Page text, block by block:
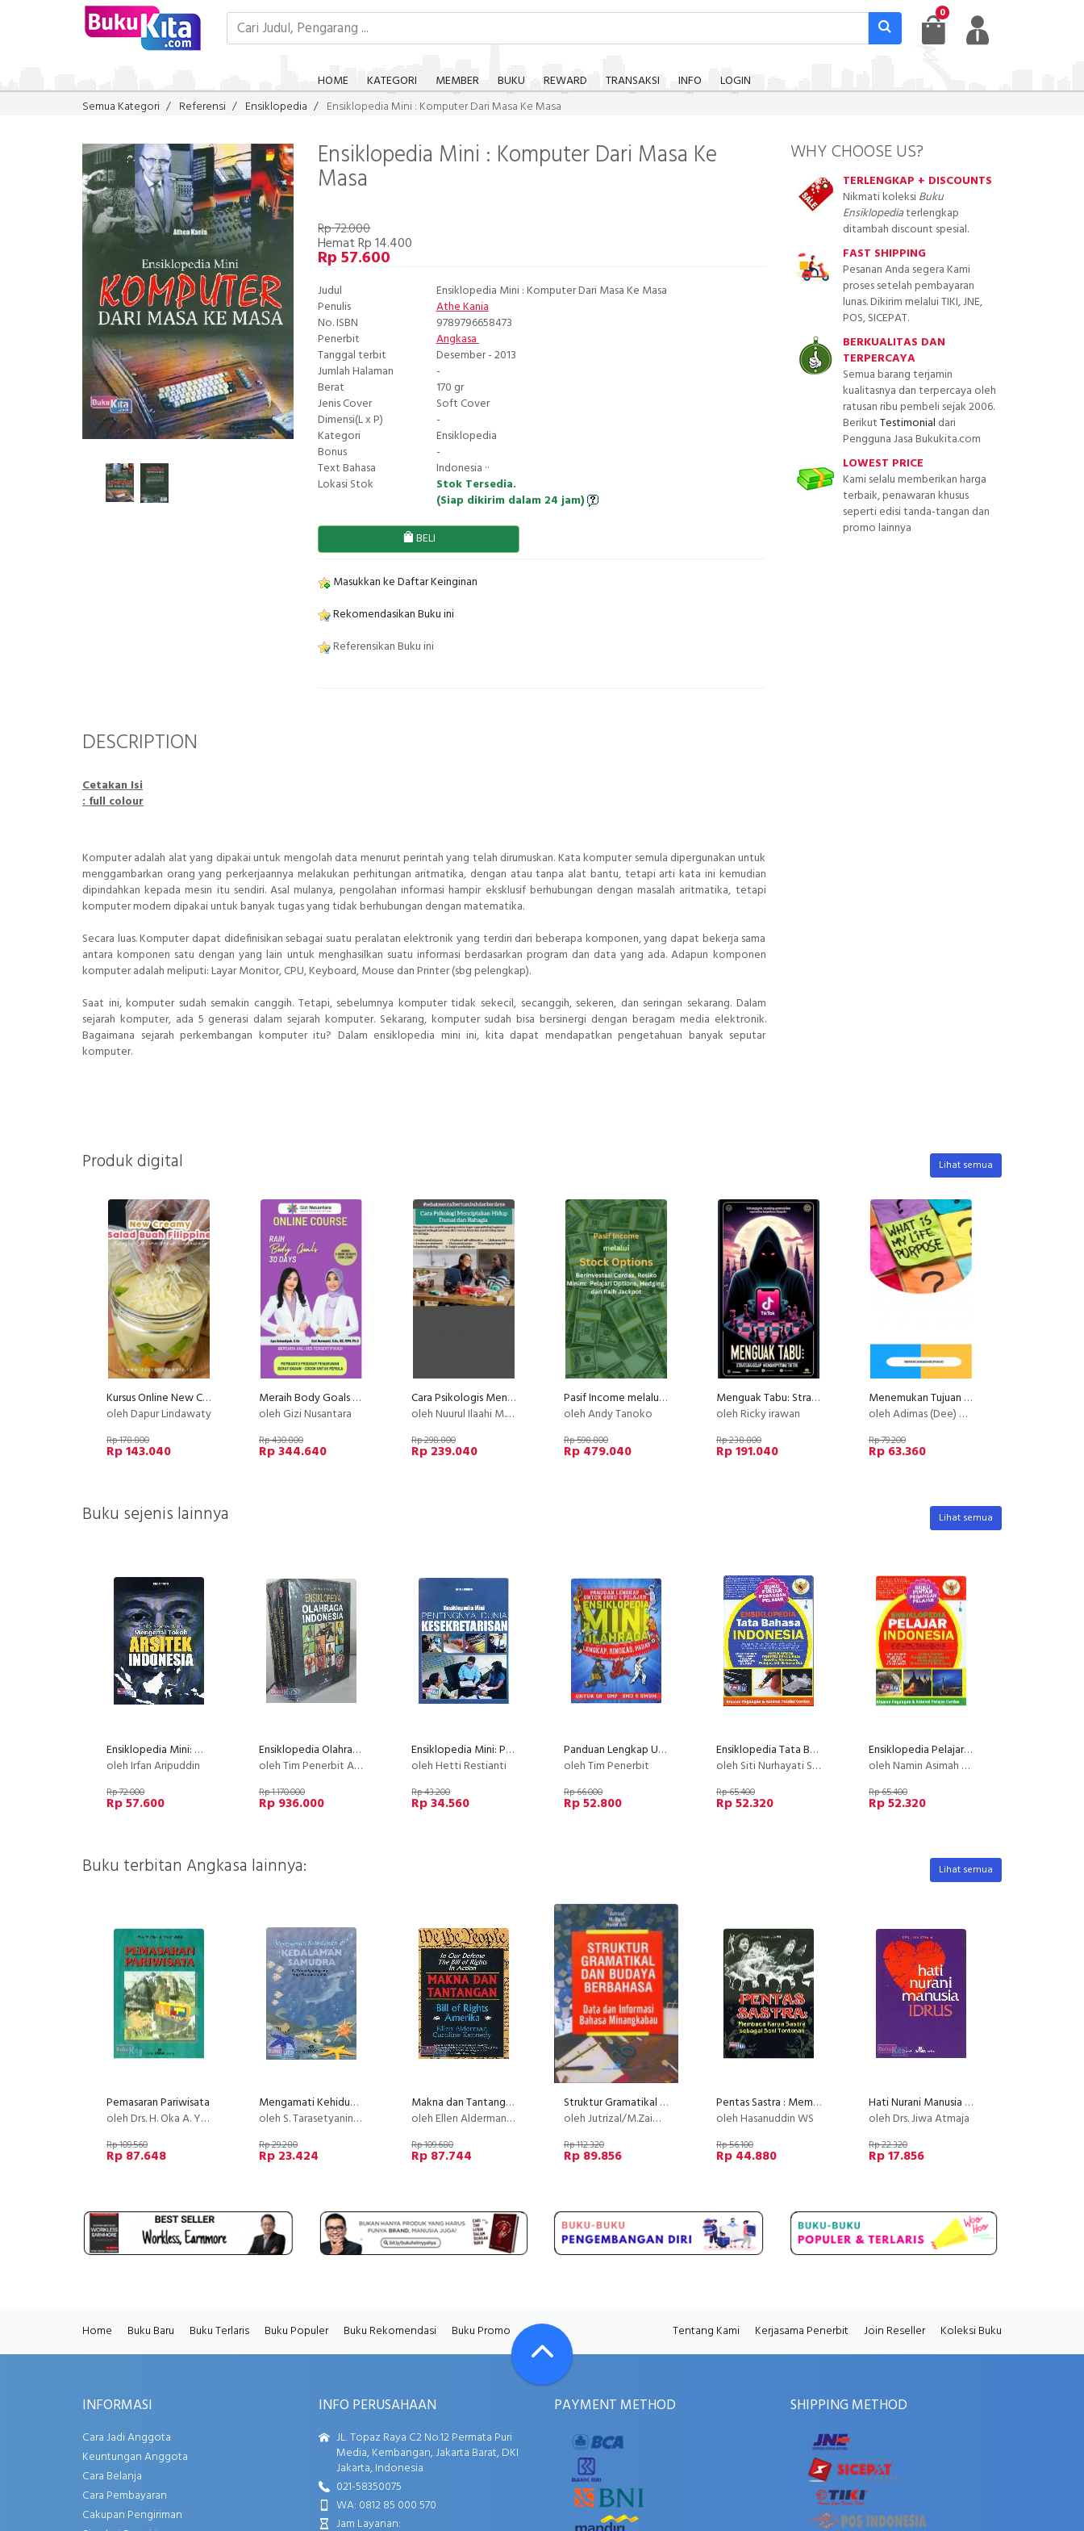
0
HOME KATEGORI MEMBER BUKU REWARD TRANSAKSI INFO
LOGIN
Semua Kategori
Referensi Ensiklopedia Ensiklopedia Mini : Komputer Dari Masa Ke Masa
Ensiklopedia Mini : Komputer Dari Masa Ke
Masa
Rp 72.000
Hemat Rp 14.400
Rp 57.600
Judul
Ensiklopedia Mini : Komputer Dari Masa Ke Masa
Penulis
Athe Kania
No. ISBN
9789796658473
Penerbit
Angkasa
Tanggal terbit
Desember - 2013
Jumlah Halaman
-
Berat
170 gr
Jenis Cover
Soft Cover
Dimensi(L x P)
-
Kategori
Ensiklopedia
Bonus
-
Text Bahasa
Indonesia ··
Lokasi Stok
Stok Tersedia.
(Siap dikirim dalam 24 jam)
BELI
Masukkan ke Daftar Keinginan
Rekomendasikan Buku ini
Referensikan Buku ini
DESCRIPTION
Cetakan Isi
: full colour
Komputer adalah alat yang dipakai untuk mengolah data menurut perintah yang telah dirumuskan. Kata komputer semula dipergunakan untuk
menggambarkan orang yang perkerjaannya melakukan perhitungan aritmatika, dengan atau tanpa alat bantu, tetapi arti kata ini kemudian
dipindahkan kepada mesin itu sendiri. Asal mulanya, pengolahan informasi hampir eksklusif berhubungan dengan masalah aritmatika, tetapi
komputer modern dipakai untuk banyak tugas yang tidak berhubungan dengan matematika.
Secara luas. Komputer dapat didefinisikan sebagai suatu peralatan elektronik yang terdiri dari beberapa komponen, yang dapat bekerja sama
antara komponen satu dengan yang lain untuk menghasilkan suatu informasi berdasarkan program dan data yang ada. Adapun komponen
komputer adalah meliputi: Layar Monitor, CPU, Keyboard, Mouse dan Printer (sbg pelengkap).
Saat ini, komputer sudah semakin canggih. Tetapi, sebelumnya komputer tidak sekecil, secanggih, sekeren, dan seringan sekarang. Dalam
sejarah komputer, ada 5 generasi dalam sejarah komputer. Sekarang, komputer sudah bisa bersinergi dengan beragam media elektronik.
Bagaimana sejarah perkembangan komputer itu? Dalam ensiklopedia mini ini, kita dapat mendapatkan pengetahuan banyak seputar
komputer.
WHY CHOOSE US?
TERLENGKAP + DISCOUNTS
Nikmati koleksiBuku
Ensiklopediaterlengkap
ditambah discount spesial.
FAST SHIPPING
Pesanan Anda segera Kami
proses setelah pembayaran
lunas. Dikirim melalui TIKI, JNE,
POS, SICEPAT.
BERKUALITAS DAN
TERPERCAYA
Semua barang terjamin
kualitasnya dan terpercaya oleh
ratusan ribu pembeli sejak 2006.
BerikutTestimonial dari
Pengguna Jasa Bukukita.com
LOWEST PRICE
Kami selalu memberikan harga
terbaik, penawaran khusus
seperti edisi tanda-tangan dan
promo lainnya
Produk digital Lihat semua
Kursus Online New Creamy Salad Buah Philiphine Dapur Lindawaty PU
oleh Dapur Lindawaty
Rp 178.800
Rp 143.040
Meraih Body Goals dalam 30 hari bersama Ahli Gizi
oleh Gizi Nusantara
Rp 430.800
Rp 344.640
Cara Psikologis Menciptakan Hidup Damai dan Bahagia
oleh Nuurul Ilaahi M.Psi, Psikolog
Rp 298.800
Rp 239.040
Pasif Income melalui Stock Options
oleh Andy Tanoko
Rp 598.800
Rp 479.040
Menguak Tabu: Strategi Gelap Mengoptimalkan TikTok Shop
oleh Ricky irawan
Rp 238.800
Rp 191.040
Menemukan Tujuan Hidup (Life Purpose)
oleh Adimas (Dee) Wirajayanagara (Lesmana)
Rp 79.200
Rp 63.360
Buku sejenis lainnya Lihat semua
Ensiklopedia Mini: Mengenal Tokoh Arsitek Indonesia (Full Color)
oleh Irfan Aripuddin
Rp 72.000
Rp 57.600
Ensiklopedia Olahraga Indonesia Jilid 1-3 (Hard Cover)
oleh Tim Penerbit Angkasa
Rp 1.170.000
Rp 936.000
Ensiklopedia Mini: Pentingnya Dunia Kesekretarisan (Full Color)
oleh Hetti Restianti
Rp 43.200
Rp 34.560
Panduan Lengkap Untuk Guru dan Pelajar (Ensiklopedia Mini Olahraga)
oleh Tim Penerbit
Rp 66.000
Rp 52.800
Ensiklopedia Tata Bahasa Indonesia
oleh Siti Nurhayati S.Pd.
Rp 65.400
Rp 52.320
Ensiklopedia Pelajar Indonesia (Edisi Terbaru untuk Semua Pelajar)
oleh Namin Asimah Asizun
Rp 65.400
Rp 52.320
Buku terbitan Angkasa lainnya: Lihat semua
Pemasaran Pariwisata
oleh Drs. H. Oka A. Yoeti, MBA
Rp 109.560
Rp 87.648
Mengamati Kehidupan di Kedalaman Samudra
oleh S. Tarasetyaningrum & Yogi Prapnomo dkk.
Rp 29.280
Rp 23.424
Makna dan Tantangan
oleh Ellen Alderman & Caroline Kennedy
Rp 109.680
Rp 87.744
Struktur Gramatikal dan Budaya Berbahasa
oleh Jutrizal/M.Zaim/Havid Ardi
Rp 112.320
Rp 89.856
Pentas Sastra : Membaca Karya Sastra sebagai Seni Tontonan
oleh Hasanuddin WS
Rp 56.100
Rp 44.880
Hati Nurani Manusia Idrus
oleh Drs. Jiwa Atmaja
Rp 22.320
Rp 17.856
Home Buku Baru Buku Terlaris Buku Populer Buku Rekomendasi Buku Promo Tentang Kami Kerjasama Penerbit Join Reseller Koleksi Buku
INFORMASI
Cara Jadi Anggota
Keuntungan Anggota
Cara Belanja
Cara Pembayaran
Cakupan Pengiriman
INFO PERUSAHAAN
JL. Topaz Raya C2 No.12 Permata Puri
Media, Kembangan, Jakarta Barat, DKI
Jakarta, Indonesia
021-58350075
WA: 0812 85 000 570
Jam Layanan:
PAYMENT METHOD SHIPPING METHOD